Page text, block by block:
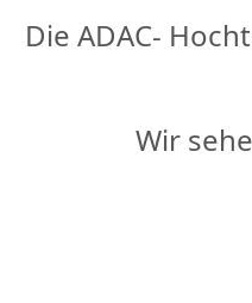
Die ADAC-
Wir